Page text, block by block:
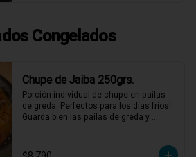
*El peso neto corresponde al producto
en su presentación completa, salsas o
Congelados
Chupe de Jaiba 250grs.
Porción individual de chupe en pailas
de greda. Perfectos para los días fríos!
Guarda bien las pailas de greda y